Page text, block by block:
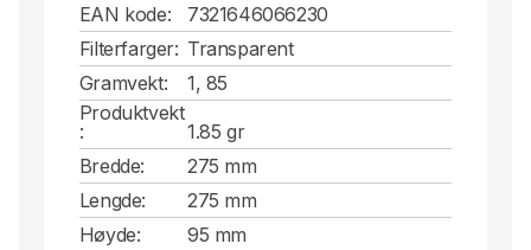
EAN kode:
7321646066230
Filterfarger: Transparent
Gramvekt:
1, 85
Produktvekt
:
1.85 gr
Bredde:
275 mm
Lengde:
275 mm
Høyde:
95 mm